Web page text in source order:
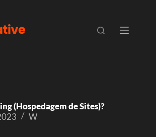
(Hospedagem de Sites)?
W